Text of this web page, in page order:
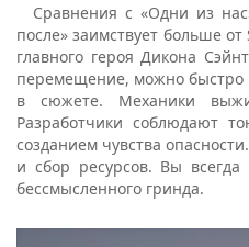
Сравнения с «Одни из
после» заимствует больше
главного героя Дикона
перемещение, можно быстро
в сюжете. Механики
Разработчики соблюдают
созданием чувства
и сбор ресурсов. Вы
бессмысленного гринда.